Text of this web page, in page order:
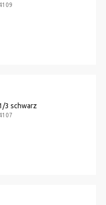
3 schwarz